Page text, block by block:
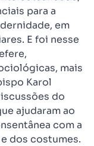
para a
em
E foi nesse
mais
Karol
do
ajudaram ao
com a
dos costumes.